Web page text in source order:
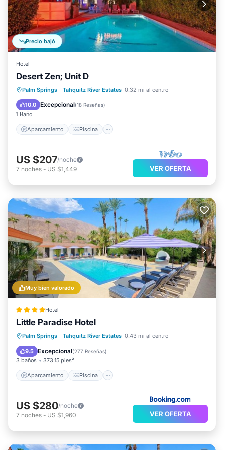
Precio bajó
Hotel
Desert Zen; Unit D
Palm Springs · Tahquitz River Estates 0.32 mi al centro
10.0 Excepcional(18 Reseñas)
1 Baño
Aparcamiento Piscina
Aparcamiento Piscina
Cocina
Aire acondicionado
US $207/noche
7 noches - US $1,449 VER OFERTA
Muy bien valorado
Hotel
Little Paradise Hotel
Palm Springs · Tahquitz River Estates 0.43 mi al centro
9.5 Excepcional(277 Reseñas)
3 baños 373.15 pies²
Aparcamiento Piscina
Aparcamiento
Piscina
Balcón/Terraza
US $280/noche
7 noches - US $1,960 VER OFERTA